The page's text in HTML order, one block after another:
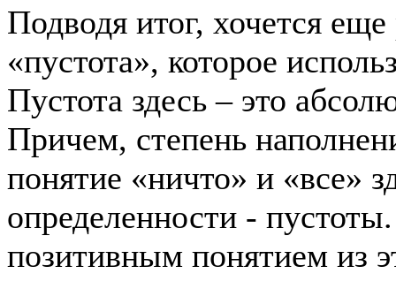
Подводя итог, хочется
«пустота», которое
Пустота здесь – это
Причем, степень
понятие «ничто» и «все»
определенности -
позитивным понятием из